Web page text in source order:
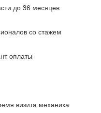
до 36 месяцев
со стажем
оплаты
визита механика